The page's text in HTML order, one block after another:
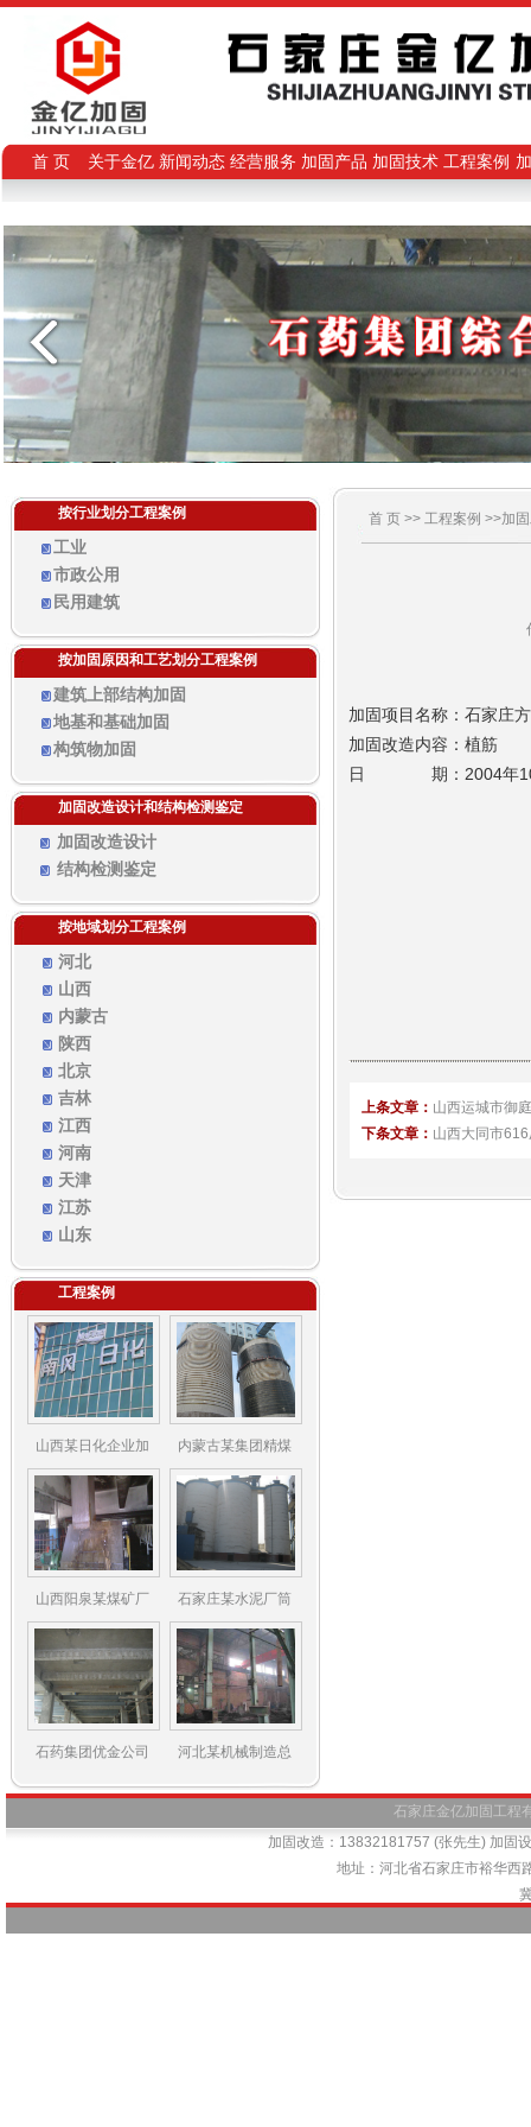
首 页 关于金亿 新闻动态 经营服务 加固产品 加固技术 工程案例
按行业划分工程案例
工业
市政公用
民用建筑
按加固原因和工艺划分工程案例
建筑上部结构加固
地基和基础加固
构筑物加固
加固改造设计和结构检测鉴定
加固改造设计
结构检测鉴定
按地域划分工程案例
河北
山西
内蒙古
陕西
北京
吉林
江西
河南
天津
江苏
山东
工程案例
山西某日化企业加 内蒙古某集团精煤
山西阳泉某煤矿厂 石家庄某水泥厂筒
石药集团优金公司 河北某机械制造总
首 页 >> 工程案例 >>加
加固项目名称：石家庄
加固改造内容：植筋
日 期：2004年
上条文章： 山西运城市御
下条文章： 山西大同市
石家庄金亿加固工程
加固改造：13832181757 (张先生) 加固
地址：河北省石家庄市裕华西